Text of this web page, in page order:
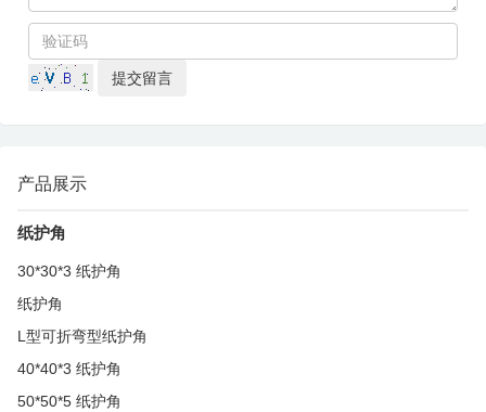
产品展示
纸护角
30*30*3 纸护角
纸护角
L型可折弯型纸护角
40*40*3 纸护角
50*50*5 纸护角